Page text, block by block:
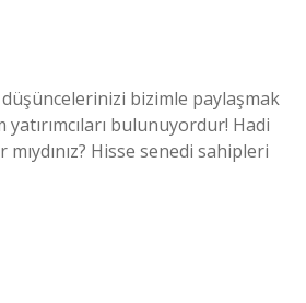
bizimle paylaşmak
bulunuyordur! Hadi
Hisse senedi sahipleri